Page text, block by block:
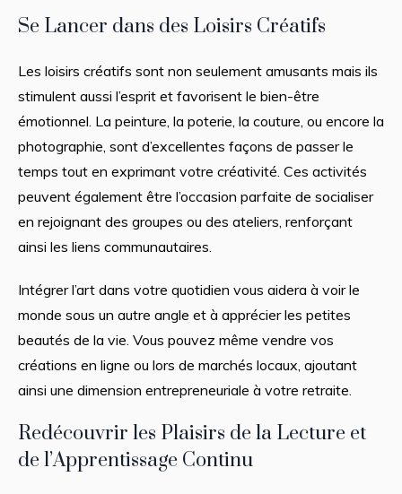
Se Lancer dans des Loisirs Créatifs
Les loisirs créatifs sont non seulement amusants mais ils
stimulent aussi l’esprit et favorisent le bien-être
émotionnel. La peinture, la poterie, la couture, ou encore la
photographie, sont d’excellentes façons de passer le
temps tout en exprimant votre créativité. Ces activités
peuvent également être l’occasion parfaite de socialiser
en rejoignant des groupes ou des ateliers, renforçant
ainsi les liens communautaires.
Intégrer l’art dans votre quotidien vous aidera à voir le
monde sous un autre angle et à apprécier les petites
beautés de la vie. Vous pouvez même vendre vos
créations en ligne ou lors de marchés locaux, ajoutant
ainsi une dimension entrepreneuriale à votre retraite.
Redécouvrir les Plaisirs de la Lecture et
de l’Apprentissage Continu